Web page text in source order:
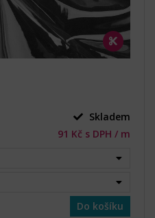
Skladem
91 Kč s DPH / m
Do košíku